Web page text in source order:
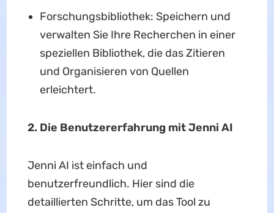
Forschungsbibliothek: Speichern und
verwalten Sie Ihre Recherchen in einer
speziellen Bibliothek, die das Zitieren
und Organisieren von Quellen
erleichtert.
2. Die Benutzererfahrung mit Jenni AI
Jenni AI ist einfach und
benutzerfreundlich. Hier sind die
detaillierten Schritte, um das Tool zu